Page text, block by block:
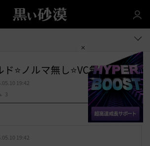
⭐ノルマ無し⭐VC無し⭐🙂
19:42
3
お 共有する
19:42